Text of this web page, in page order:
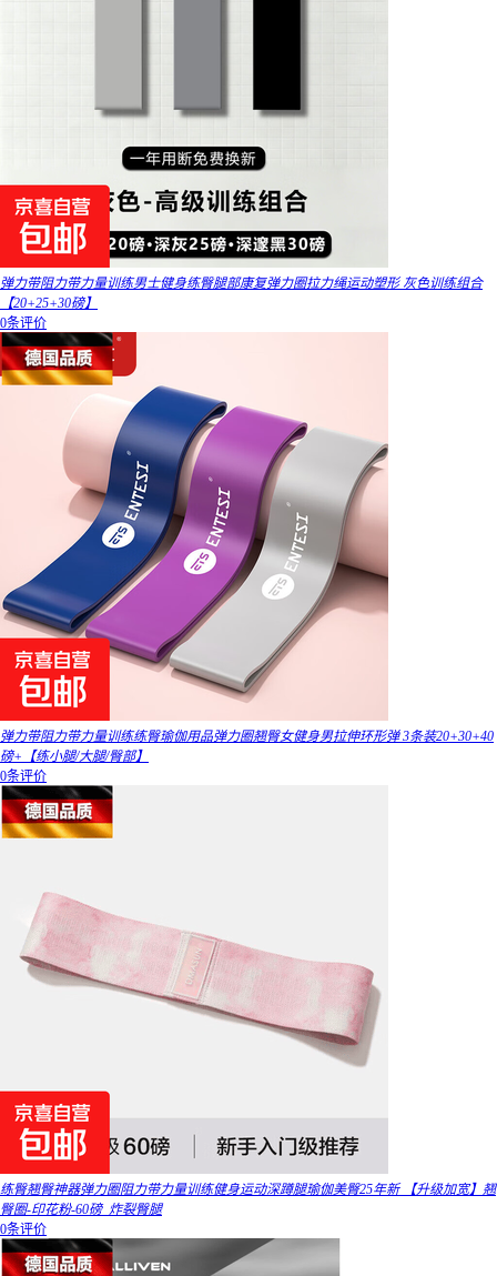
弹力带阻力带力量训练男士健身练臀腿部康复弹力圈拉力绳运动塑形 灰色训练组合
【20+25+30磅】
0条评价
弹力带阻力带力量训练练臀瑜伽用品弹力圈翘臀女健身男拉伸环形弹 3条装20+30+40
磅+【练小腿/大腿/臀部】
0条评价
练臀翘臀神器弹力圈阻力带力量训练健身运动深蹲腿瑜伽美臀25年新 【升级加宽】翘
臀圈-印花粉-60磅_炸裂臀腿
0条评价